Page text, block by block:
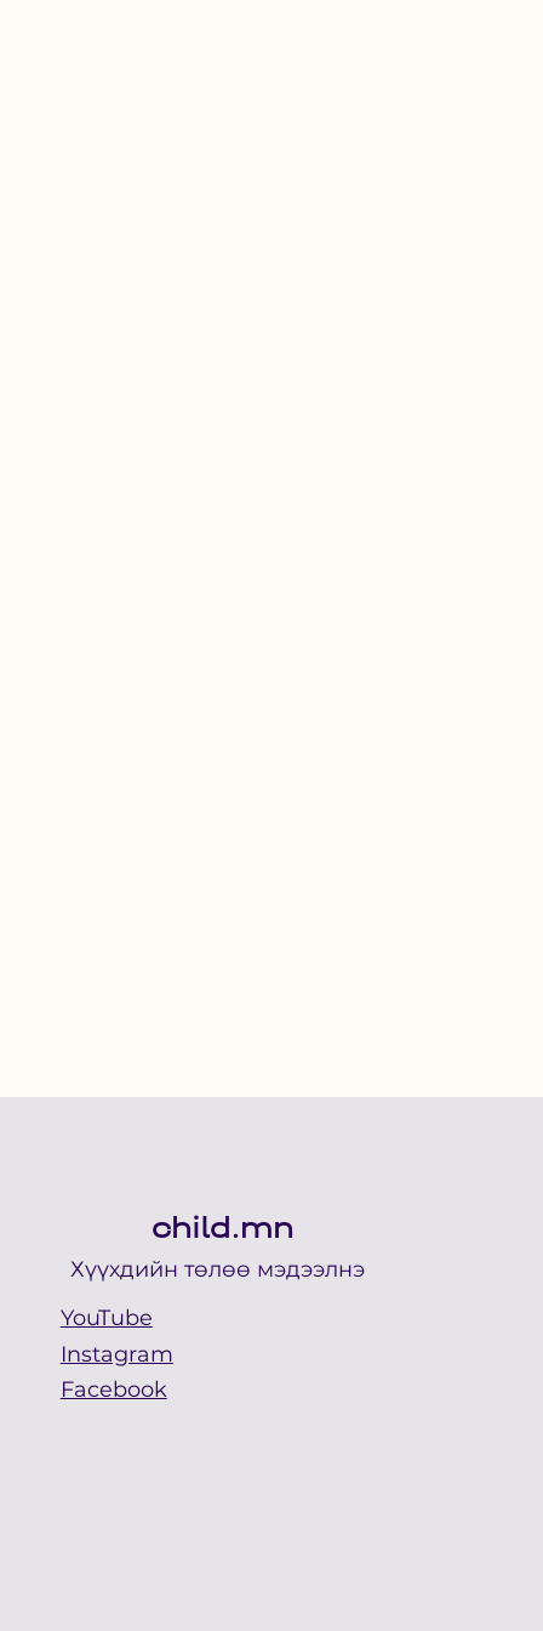
child.mn
Хүүхдийн төлөө мэдээлнэ
YouTube
Facebook
Instagram